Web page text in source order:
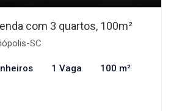
com 3 quartos, 100m²
SC
1 Vaga 100 m²